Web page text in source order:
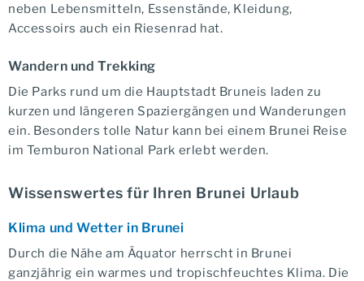
neben Lebensmitteln, Essenstände, Kleidung,
Accessoirs auch ein Riesenrad hat.
Wandern und Trekking
Die Parks rund um die Hauptstadt Bruneis laden zu
kurzen und längeren Spaziergängen und Wanderungen
ein. Besonders tolle Natur kann bei einem Brunei Reise
im Temburon National Park erlebt werden.
Wissenswertes für Ihren Brunei Urlaub
Klima und Wetter in Brunei
Durch die Nähe am Äquator herrscht in Brunei
ganzjährig ein warmes und tropischfeuchtes Klima. Die